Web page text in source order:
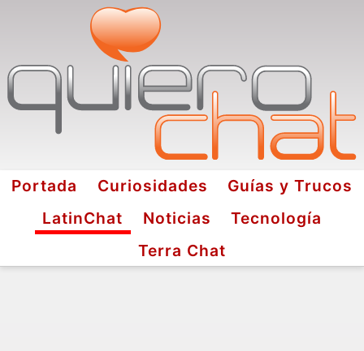
Portada Curiosidades
Guías y Trucos
LatinChat
Noticias
Tecnología
Terra Chat